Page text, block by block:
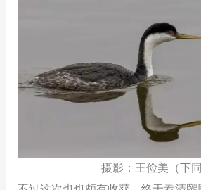
摄影：王俭美（下同